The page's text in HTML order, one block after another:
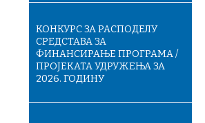
КОНКУРС ЗА РАСПОДЕЛУ
СРЕДСТАВА ЗА
ФИНАНСИРАЊЕ ПРОГРАМА /
ПРОЈЕКАТА УДРУЖЕЊА ЗА
2026. ГОДИНУ